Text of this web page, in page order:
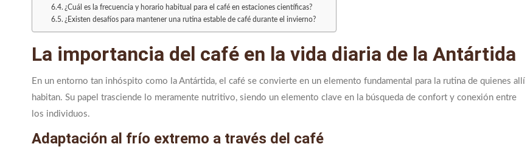
¿Cuál es la frecuencia y horario habitual para el café en estaciones científicas?
¿Existen desafíos para mantener una rutina estable de café durante el invierno?
La importancia del café en la vida diaria de la Antártida
En un entorno tan inhóspito como la Antártida, el café se convierte en un elemento fundamental para la rutina de quienes allí
habitan. Su papel trasciende lo meramente nutritivo, siendo un elemento clave en la búsqueda de confort y conexión entre
los individuos.
Adaptación al frío extremo a través del café